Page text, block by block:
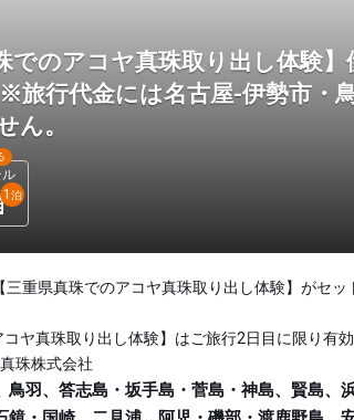
でのアコヤ真珠取り出し体験
行代金には名古屋-伊勢市・鳥
ん。
1 泊
重県真珠でのアコヤ真珠取り出し体験】がセッ
ヤ真珠取り出し体験】はご旅行2日目に限り有効
真珠株式会社
鳥羽、答志島・坂手島・菅島・神島、賢島、